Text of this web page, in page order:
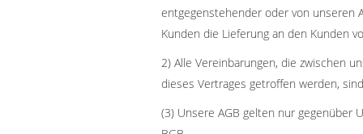
entgegenstehender oder von unseren
Kunden die Lieferung an den Kunden
2) Alle Vereinbarungen, die zwischen
dieses Vertrages getroffen werden,
(3) Unsere AGB gelten nur gegenüber